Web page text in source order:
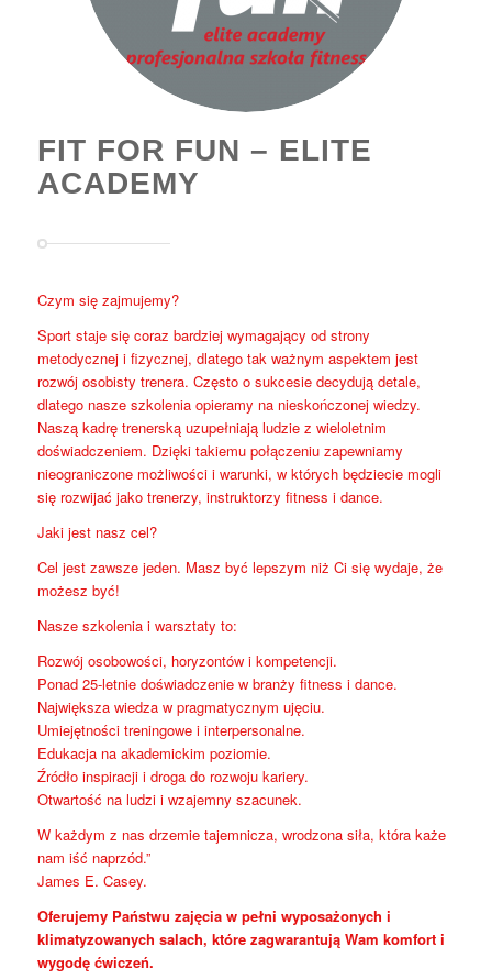
FIT FOR FUN – ELITE
ACADEMY
Czym się zajmujemy?
Sport staje się coraz bardziej wymagający od strony
metodycznej i fizycznej, dlatego tak ważnym aspektem jest
rozwój osobisty trenera. Często o sukcesie decydują detale,
dlatego nasze szkolenia opieramy na nieskończonej wiedzy.
Naszą kadrę trenerską uzupełniają ludzie z wieloletnim
doświadczeniem. Dzięki takiemu połączeniu zapewniamy
nieograniczone możliwości i warunki, w których będziecie mogli
się rozwijać jako trenerzy, instruktorzy fitness i dance.
Jaki jest nasz cel?
Cel jest zawsze jeden. Masz być lepszym niż Ci się wydaje, że
możesz być!
Nasze szkolenia i warsztaty to:
Rozwój osobowości, horyzontów i kompetencji.
Ponad 25-letnie doświadczenie w branży fitness i dance.
Największa wiedza w pragmatycznym ujęciu.
Umiejętności treningowe i interpersonalne.
Edukacja na akademickim poziomie.
Źródło inspiracji i droga do rozwoju kariery.
Otwartość na ludzi i wzajemny szacunek.
W każdym z nas drzemie tajemnicza, wrodzona siła, która każe
nam iść naprzód.”
James E. Casey.
Oferujemy Państwu zajęcia w pełni wyposażonych i
klimatyzowanych salach, które zagwarantują Wam komfort i
wygodę ćwiczeń.